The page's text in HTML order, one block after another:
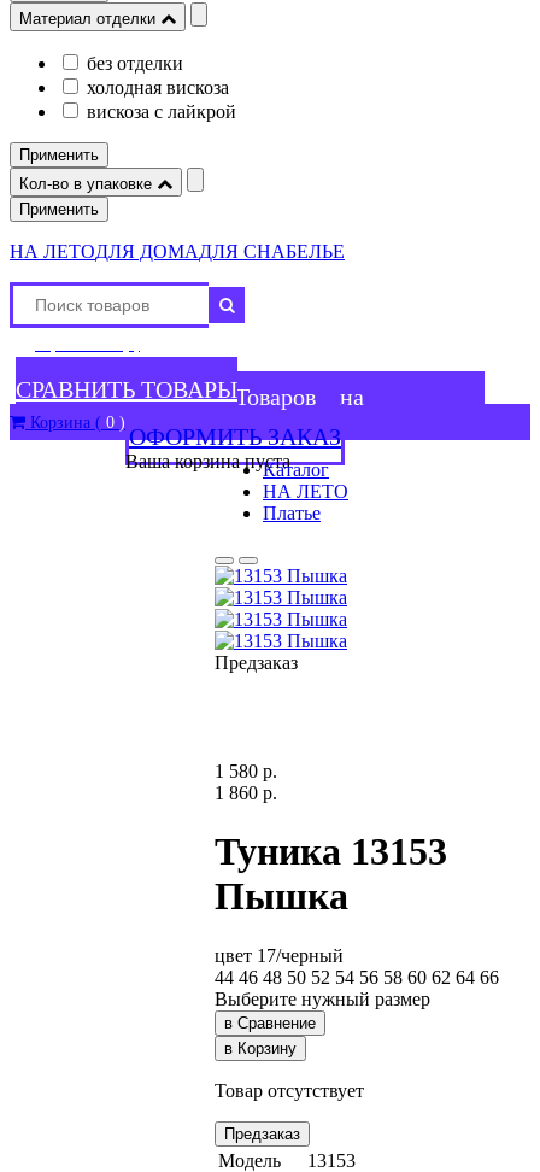
Материал отделки
без отделки
холодная вискоза
вискоза с лайкрой
Применить
Кол-во в упаковке
Применить
НА ЛЕТОДЛЯ ДОМАДЛЯ СНАБЕЛЬЕ
СРАВНИТЬ ТОВАРЫ
Корзина ( 0 )
Товаров
на
ОФОРМИТЬ ЗАКАЗ
Ваша корзина пустаКаталог
НА ЛЕТО
Платье
Предзаказ
1 580 р.
1 860 р.
Туника 13153
Пышка
цвет 17/черный
44 46 48 50 52 54 56 58 60 62 64 66
Выберите нужный размер
в Сравнение
в Корзину
Товар отсутствует
Предзаказ
Модель
13153